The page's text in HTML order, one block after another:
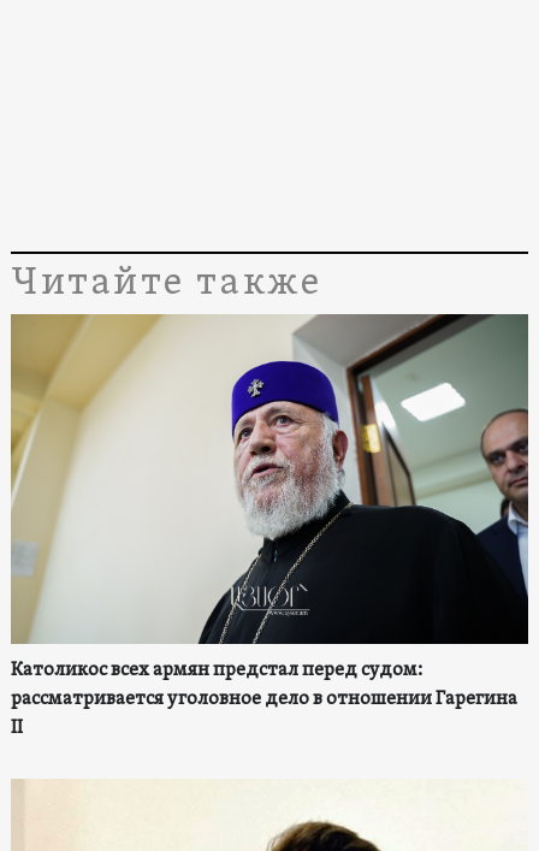
Читайте также
Католикос всех армян предстал перед судом:
рассматривается уголовное дело в отношении Гарегина
II